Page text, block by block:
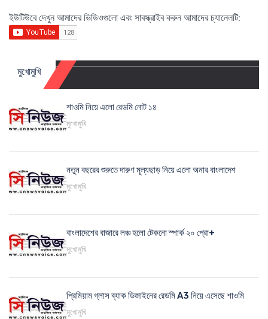
ইউটিউবে দেখুন আমাদের ভিডিওগুলো এবং সাবস্ক্রাইব করুন আমাদের চ্যানেলটি:
মুখোমুখি
শাওমি নিয়ে এলো রেডমি নোট ১৪
মুখোমুখি
নতুন বছরের শুরুতে দারুণ মূল্যছাড় নিয়ে এলো অনার বাংলাদেশ
মুখোমুখি
বাংলাদেশের বাজারে লঞ্চ হলো টেকনো স্পার্ক ২০ প্রো+
মুখোমুখি
প্রিমিয়াম গ্লাস ব্যাক ডিজাইনের রেডমি A3 নিয়ে এসেছে শাওমি
মুখোমুখি